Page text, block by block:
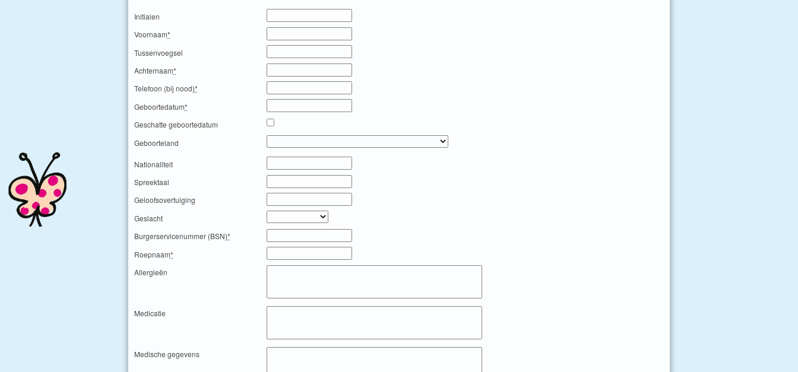
Initialen
Voornaam*
Tussenvoegsel
Achternaam*
Telefoon (bij nood)*
Geboortedatum*
Geschatte geboortedatum
Geboorteland
Nationaliteit
Spreektaal
Geloofsovertuiging
Geslacht
Burgerservicenummer (BSN)*
Roepnaam*
Allergieën
Medicatie
Medische gegevens